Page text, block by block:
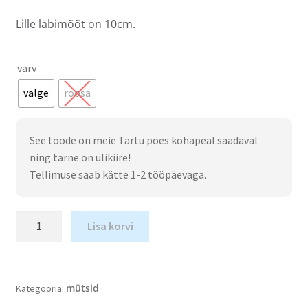
Lille läbimõõt on 10cm.
värv
valge
roosa
See toode on meie Tartu poes kohapeal saadaval
ning tarne on ülikiire!
Tellimuse saab kätte 1-2 tööpäevaga.
Lisa korvi
Kategooria: mütsid